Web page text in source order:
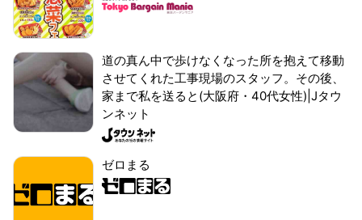
道の真ん中で歩けなくなった所を抱えて移動
させてくれた工事現場のスタッフ。その後、
家まで私を送ると(大阪府・40代女性)|Jタウ
ンネット
ゼロまる